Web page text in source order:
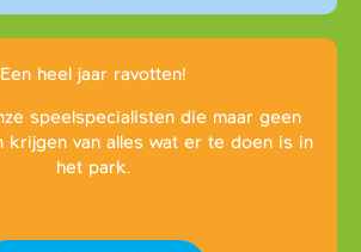
Een heel jaar ravotten!
speelspecialisten die maar geen
krijgen van alles wat er te doen is in
het park.